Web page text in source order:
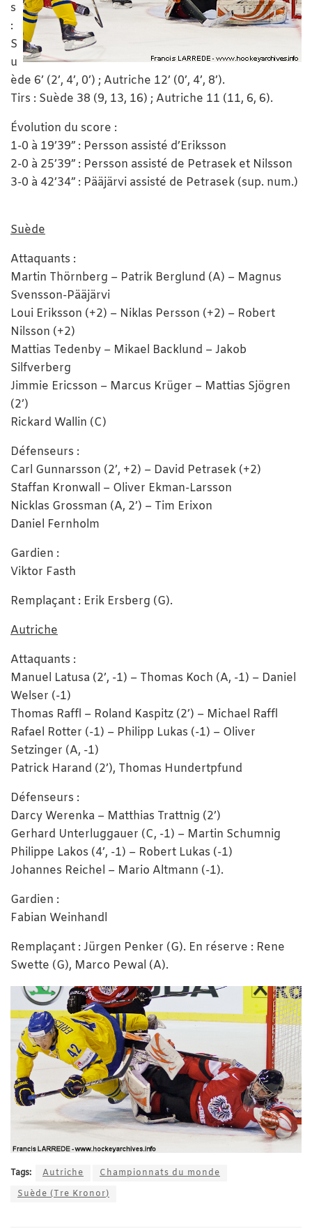
s
:
S
u
ède 6’ (2’, 4’, 0’) ; Autriche 12’ (0’, 4’, 8’).
Tirs : Suède 38 (9, 13, 16) ; Autriche 11 (11, 6, 6).
Évolution du score :
1-0 à 19’39” : Persson assisté d’Eriksson
2-0 à 25’39” : Persson assisté de Petrasek et Nilsson
3-0 à 42’34” : Pääjärvi assisté de Petrasek (sup. num.)
Suède
Attaquants :
Martin Thörnberg – Patrik Berglund (A) – Magnus
Svensson-Pääjärvi
Loui Eriksson (+2) – Niklas Persson (+2) – Robert
Nilsson (+2)
Mattias Tedenby – Mikael Backlund – Jakob
Silfverberg
Jimmie Ericsson – Marcus Krüger – Mattias Sjögren
(2’)
Rickard Wallin (C)
Défenseurs :
Carl Gunnarsson (2’, +2) – David Petrasek (+2)
Staffan Kronwall – Oliver Ekman-Larsson
Nicklas Grossman (A, 2’) – Tim Erixon
Daniel Fernholm
Gardien :
Viktor Fasth
Remplaçant : Erik Ersberg (G).
Autriche
Attaquants :
Manuel Latusa (2’, -1) – Thomas Koch (A, -1) – Daniel
Welser (-1)
Thomas Raffl – Roland Kaspitz (2’) – Michael Raffl
Rafael Rotter (-1) – Philipp Lukas (-1) – Oliver
Setzinger (A, -1)
Patrick Harand (2’), Thomas Hundertpfund
Défenseurs :
Darcy Werenka – Matthias Trattnig (2’)
Gerhard Unterluggauer (C, -1) – Martin Schumnig
Philippe Lakos (4’, -1) – Robert Lukas (-1)
Johannes Reichel – Mario Altmann (-1).
Gardien :
Fabian Weinhandl
Remplaçant : Jürgen Penker (G). En réserve : Rene
Swette (G), Marco Pewal (A).
Tags: Autriche
Championnats du monde
Suède (Tre Kronor)